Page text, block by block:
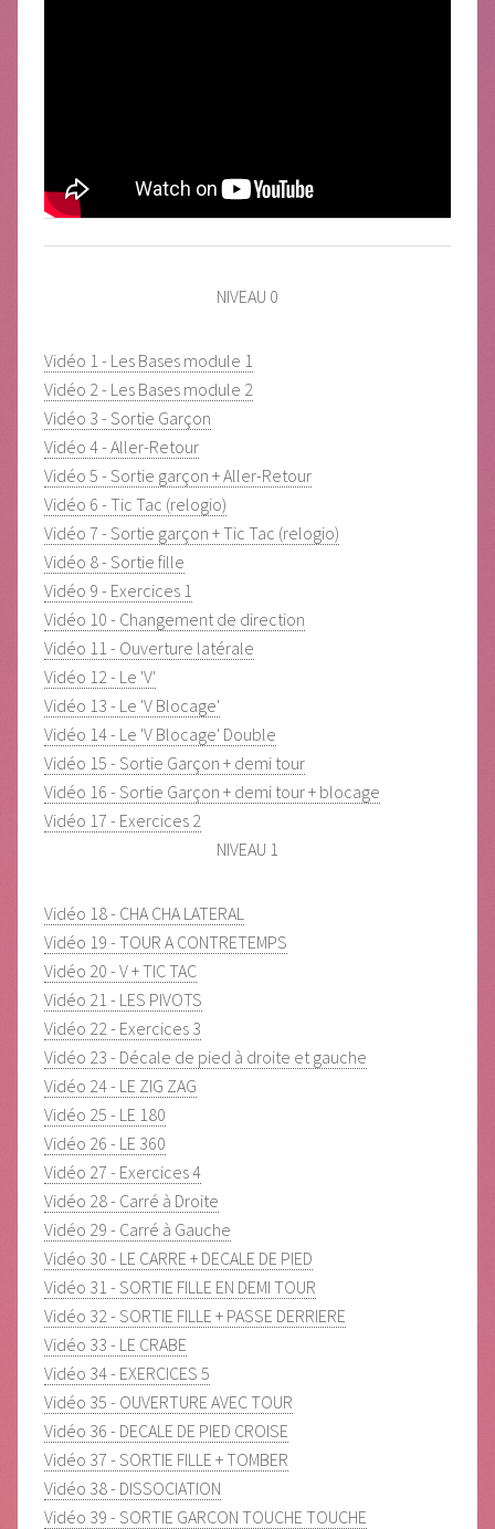
NIVEAU 0
Vidéo 1 - Les Bases module 1
Vidéo 2 - Les Bases module 2
Vidéo 3 - Sortie Garçon
Vidéo 4 - Aller-Retour
Vidéo 5 - Sortie garçon + Aller-Retour
Vidéo 6 - Tic Tac (relogio)
Vidéo 7 - Sortie garçon + Tic Tac (relogio)
Vidéo 8 - Sortie fille
Vidéo 9 - Exercices 1
Vidéo 10 - Changement de direction
Vidéo 11 - Ouverture latérale
Vidéo 12 - Le 'V'
Vidéo 13 - Le 'V Blocage'
Vidéo 14 - Le 'V Blocage' Double
Vidéo 15 - Sortie Garçon + demi tour
Vidéo 16 - Sortie Garçon + demi tour + blocage
Vidéo 17 - Exercices 2
NIVEAU 1
Vidéo 18 - CHA CHA LATERAL
Vidéo 19 - TOUR A CONTRETEMPS
Vidéo 20 - V + TIC TAC
Vidéo 21 - LES PIVOTS
Vidéo 22 - Exercices 3
Vidéo 23 - Décale de pied à droite et gauche
Vidéo 24 - LE ZIG ZAG
Vidéo 25 - LE 180
Vidéo 26 - LE 360
Vidéo 27 - Exercices 4
Vidéo 28 - Carré à Droite
Vidéo 29 - Carré à Gauche
Vidéo 30 - LE CARRE + DECALE DE PIED
Vidéo 31 - SORTIE FILLE EN DEMI TOUR
Vidéo 32 - SORTIE FILLE + PASSE DERRIERE
Vidéo 33 - LE CRABE
Vidéo 34 - EXERCICES 5
Vidéo 35 - OUVERTURE AVEC TOUR
Vidéo 36 - DECALE DE PIED CROISE
Vidéo 37 - SORTIE FILLE + TOMBER
Vidéo 38 - DISSOCIATION
Vidéo 39 - SORTIE GARCON TOUCHE TOUCHE